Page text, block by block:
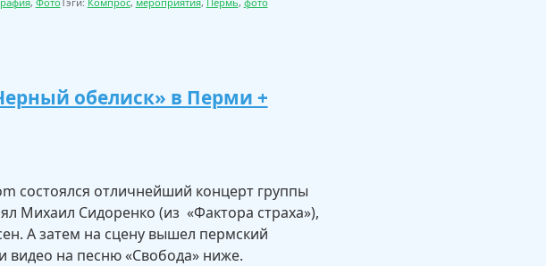
обелиск» в Перми +
состоялся отличнейший концерт группы
Михаил Сидоренко (из «Фактора страха»),
А затем на сцену вышел пермский
на песню «Свобода» ниже.